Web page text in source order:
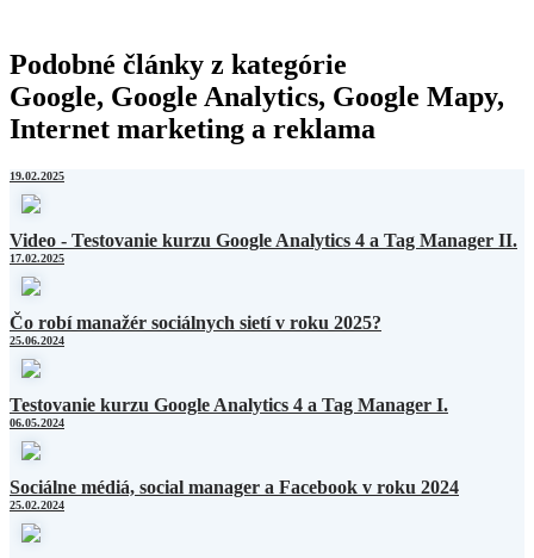
Podobné články z kategórie
Google, Google Analytics, Google Mapy,
Internet marketing a reklama
19.02.2025
Video - Testovanie kurzu Google Analytics 4 a Tag Manager II.
17.02.2025
Čo robí manažér sociálnych sietí v roku 2025?
25.06.2024
Testovanie kurzu Google Analytics 4 a Tag Manager I.
06.05.2024
Sociálne médiá, social manager a Facebook v roku 2024
25.02.2024